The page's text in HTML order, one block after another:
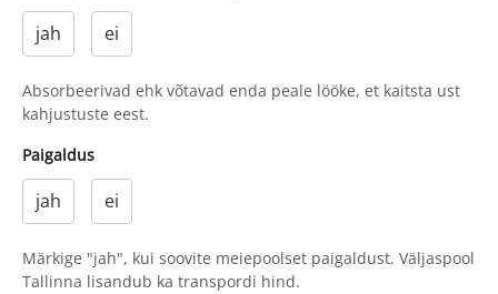
jah ei
Absorbeerivad ehk võtavad enda peale lööke, et kaitsta ust
kahjustuste eest.
Paigaldus
jah ei
Märkige "jah", kui soovite meiepoolset paigaldust. Väljaspool
Tallinna lisandub ka transpordi hind.